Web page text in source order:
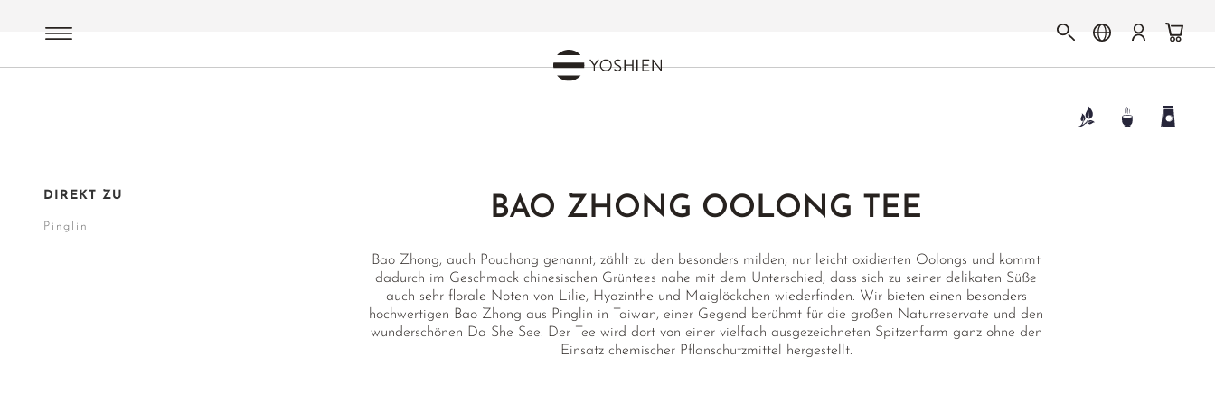
BAO ZHONG OOLONG TEE
Bao Zhong, auch Pouchong genannt, zählt zu den besonders milden, nur leicht oxidierten Oolongs und kommt
dadurch im Geschmack chinesischen Grüntees nahe mit dem Unterschied, dass sich zu seiner delikaten Süße
auch sehr florale Noten von Lilie, Hyazinthe und Maiglöckchen wiederfinden. Wir bieten einen besonders
hochwertigen Bao Zhong aus Pinglin in Taiwan, einer Gegend berühmt für die großen Naturreservate und den
wunderschönen Da She See. Der Tee wird dort von einer vielfach ausgezeichneten Spitzenfarm ganz ohne den
Einsatz chemischer Pflanschutzmittel hergestellt.
DIREKT ZU
Pinglin